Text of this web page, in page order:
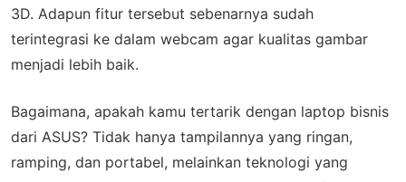
3D. Adapun fitur tersebut sebenarnya sudah
terintegrasi ke dalam webcam agar kualitas gambar
menjadi lebih baik.
Bagaimana, apakah kamu tertarik dengan laptop bisnis
dari ASUS? Tidak hanya tampilannya yang ringan,
ramping, dan portabel, melainkan teknologi yang